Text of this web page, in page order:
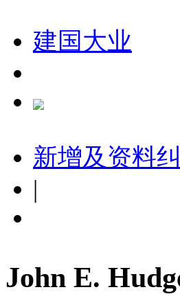
建国大业
新增及资料
|
John E.